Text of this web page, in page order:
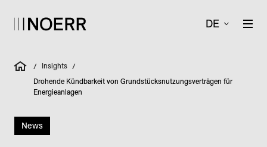
DE
/ Insights /
Drohende Kündbarkeit von Grundstücksnutzungsverträgen für
Energieanlagen
News